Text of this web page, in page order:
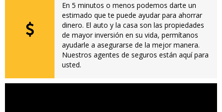
En 5 minutos o menos podemos darte un
estimado que te puede ayudar para ahorrar
dinero. El auto y la casa son las propiedades
de mayor inversión en su vida, permítanos
ayudarle a asegurarse de la mejor manera.
Nuestros agentes de seguros están aquí para
usted.